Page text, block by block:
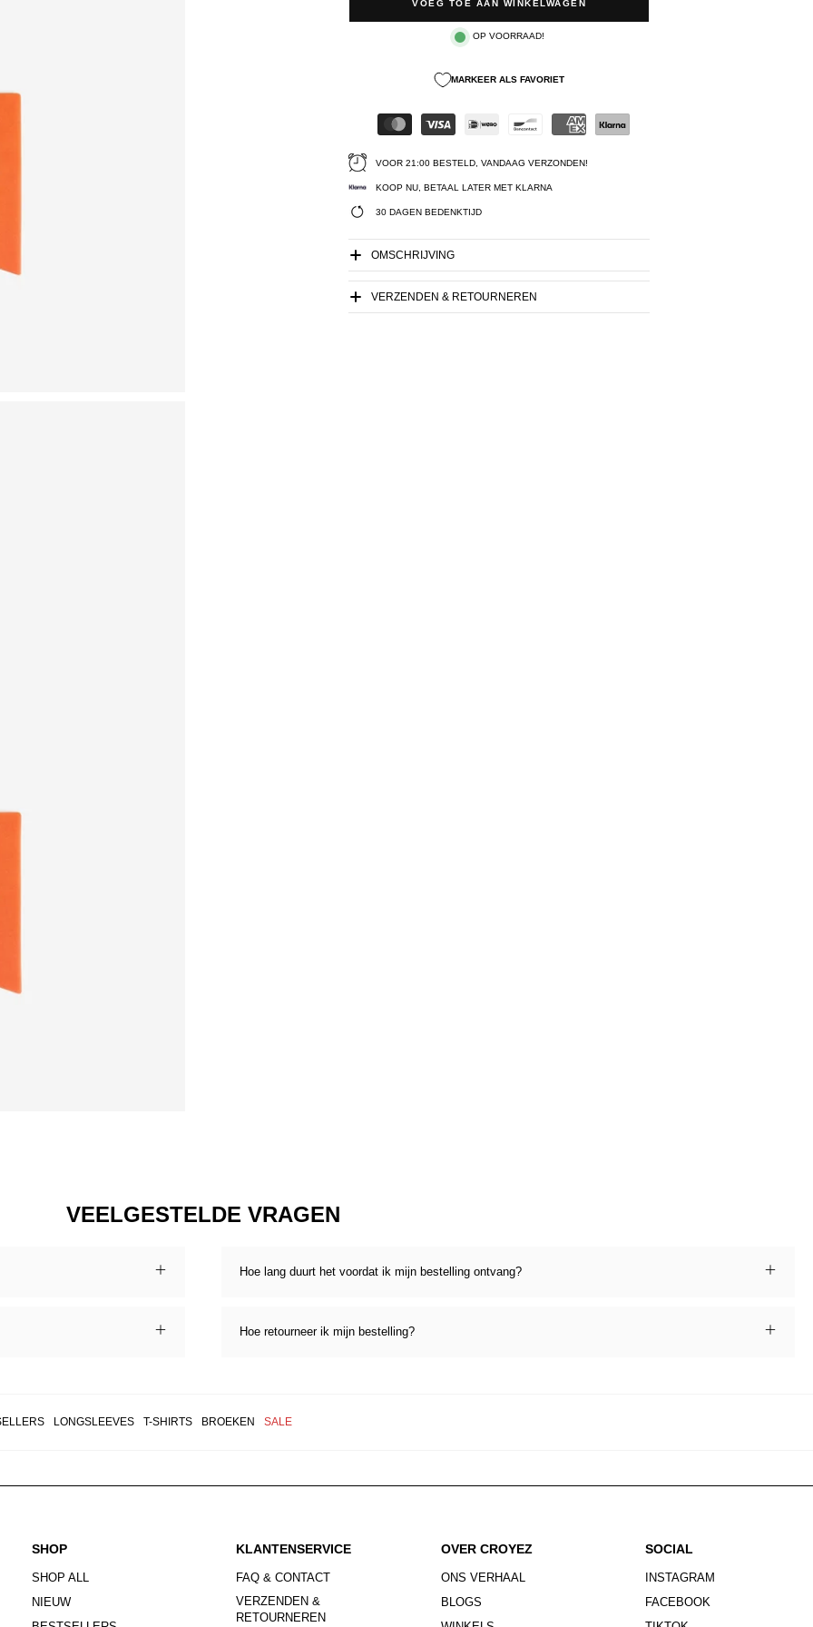
VOEG TOE AAN WINKELWAGEN
OP VOORRAAD!
MARKEER ALS FAVORIET
VOOR 21:00 BESTELD, VANDAAG VERZONDEN!
KOOP NU, BETAAL LATER MET KLARNA
30 DAGEN BEDENKTIJD
OMSCHRIJVING
VERZENDEN & RETOURNEREN
VEELGESTELDE VRAGEN
Hoe lang duurt het voordat ik mijn bestelling ontvang?
Hoe retourneer ik mijn bestelling?
LONGSLEEVES T-SHIRTS BROEKEN SALE
SHOP
SHOP ALL
NIEUW
KLANTENSERVICE
FAQ & CONTACT
VERZENDEN &
RETOURNEREN
OVER CROYEZ
ONS VERHAAL
BLOGS
SOCIAL
INSTAGRAM
FACEBOOK